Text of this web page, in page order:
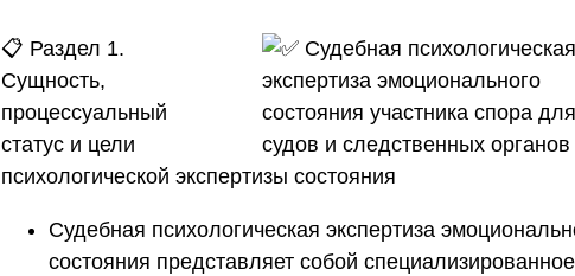
📋 Раздел 1.
Сущность,
процессуальный
статус и цели
психологической экспертизы состояния
Судебная психологическая экспертиза
состояния представляет собой специализированное